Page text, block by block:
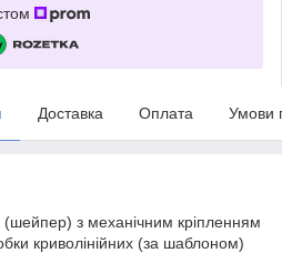
Доставка Оплата Умови
з механічним кріпленням
криволінійних (за шаблоном)